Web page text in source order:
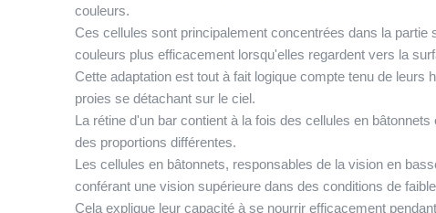
couleurs.
Ces cellules sont principalement concentrées dans la
couleurs plus efficacement lorsqu'elles regardent vers la
Cette adaptation est tout à fait logique compte tenu de
proies se détachant sur le ciel.
La rétine d'un bar contient à la fois des cellules en
des proportions différentes.
Les cellules en bâtonnets, responsables de la vision en
conférant une vision supérieure dans des conditions de
Cela explique leur capacité à se nourrir efficacement